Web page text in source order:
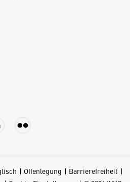
Offenlegung
Barrierefreiheit